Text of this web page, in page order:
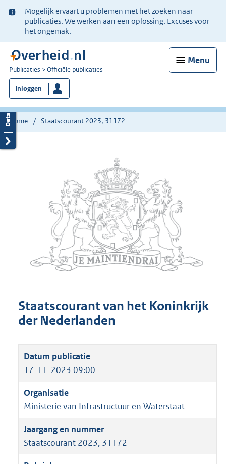
Ter
informatie:
Mogelijk ervaart u problemen met het zoeken naar
publicaties. We werken aan een oplossing. Excuses voor
het ongemak.
Menu
U
bent
nu
hier:
Publicaties Officiële publicaties
Inloggen
Home Staatscourant 2023, 31172
Staatscourant van het Koninkrijk
der Nederlanden
17-11-2023 09:00
Ministerie van Infrastructuur en Waterstaat
Staatscourant 2023, 31172